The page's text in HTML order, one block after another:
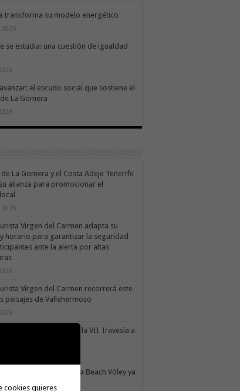
transforma su modelo energético
2026
se estudia: una cuestión de igualdad
el escudo social que sostiene el
La Gomera
La Gomera y el Costa Adeje Tenerife
alianza para promocionar el
2026
Virgen del Carmen adapta su
horario para garantizar la seguridad
ante la alerta por altas
Virgen del Carmen recorrerá este
paisajes de Vallehermoso
Rey acoge este sábado la VII Travesía a
Autonómico Gomahara Beach Vóley ya
cookies quieres